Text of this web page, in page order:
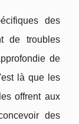
des
de troubles
de
là que les
offrent aux
des